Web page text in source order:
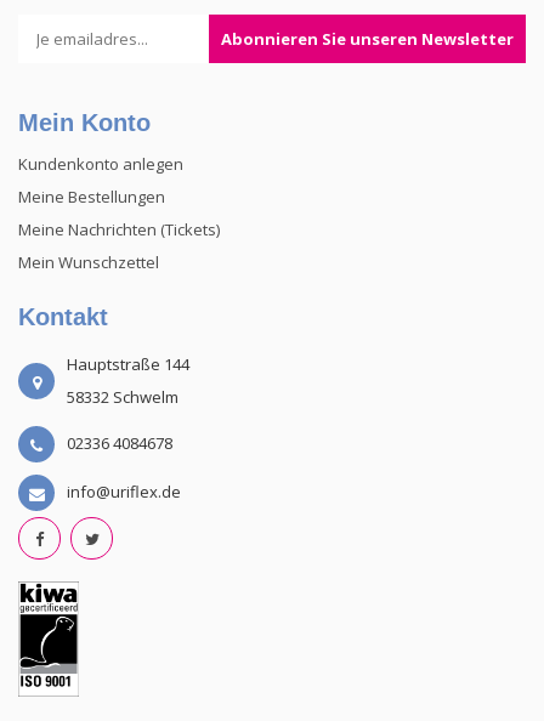
Abonnieren Sie unseren Newsletter
Mein Konto
Kundenkonto anlegen
Meine Bestellungen
Meine Nachrichten (Tickets)
Mein Wunschzettel
Kontakt
Hauptstraße 144
58332 Schwelm
02336 4084678
info@uriflex.de